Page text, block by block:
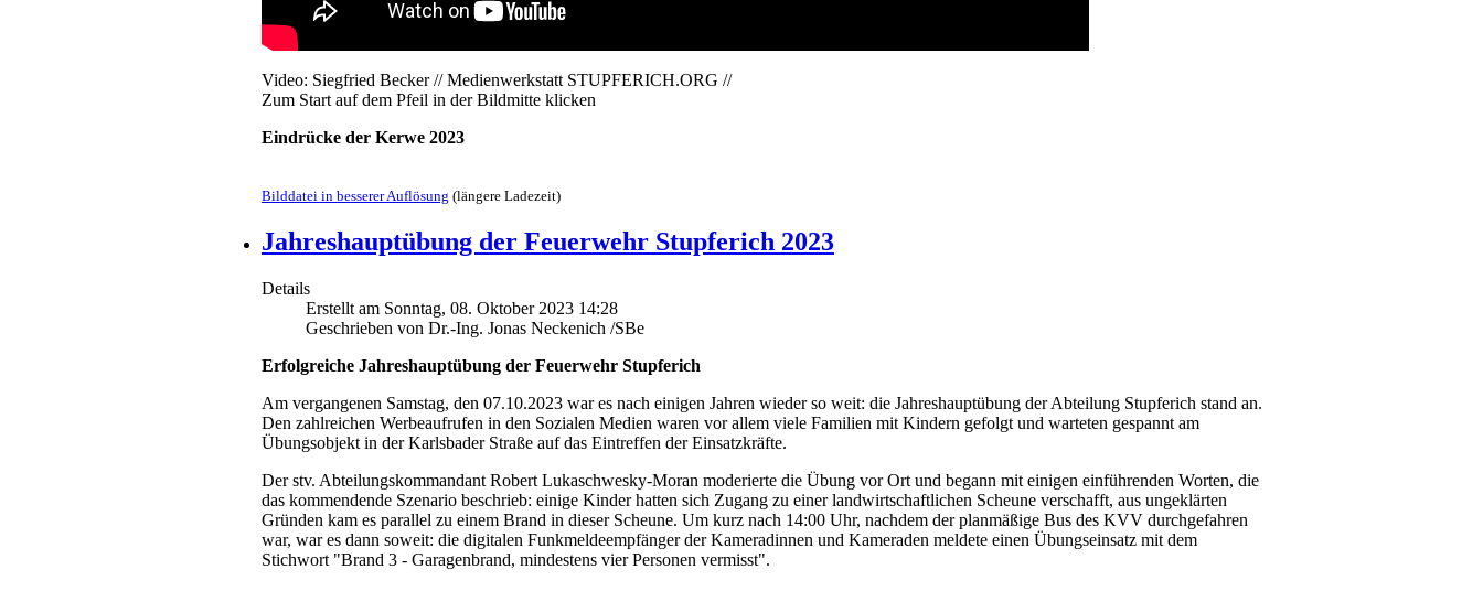
Video: Siegfried Becker // Medienwerkstatt STUPFERICH.ORG //
Zum Start auf dem Pfeil in der Bildmitte klicken
Eindrücke der Kerwe 2023
Bilddatei in besserer Auflösung (längere Ladezeit)
Jahreshauptübung der Feuerwehr Stupferich 2023
Details
Erstellt am Sonntag, 08. Oktober 2023 14:28
Geschrieben von Dr.-Ing. Jonas Neckenich /SBe
Erfolgreiche Jahreshauptübung der Feuerwehr Stupferich
Am vergangenen Samstag, den 07.10.2023 war es nach einigen Jahren wieder so weit: die Jahreshauptübung der Abteilung Stupferich stand an.
Den zahlreichen Werbeaufrufen in den Sozialen Medien waren vor allem viele Familien mit Kindern gefolgt und warteten gespannt am
Übungsobjekt in der Karlsbader Straße auf das Eintreffen der Einsatzkräfte.
Der stv. Abteilungskommandant Robert Lukaschwesky-Moran moderierte die Übung vor Ort und begann mit einigen einführenden Worten, die
das kommendende Szenario beschrieb: einige Kinder hatten sich Zugang zu einer landwirtschaftlichen Scheune verschafft, aus ungeklärten
Gründen kam es parallel zu einem Brand in dieser Scheune. Um kurz nach 14:00 Uhr, nachdem der planmäßige Bus des KVV durchgefahren
war, war es dann soweit: die digitalen Funkmeldeempfänger der Kameradinnen und Kameraden meldete einen Übungseinsatz mit dem
Stichwort "Brand 3 - Garagenbrand, mindestens vier Personen vermisst".